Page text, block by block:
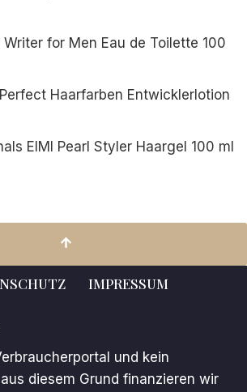
for Men Eau de Toilette 100
Haarfarben Entwicklerlotion
EIMI Pearl Styler Haargel 100 ml
IMPRESSUM
und kein
diesem Grund finanzieren wir